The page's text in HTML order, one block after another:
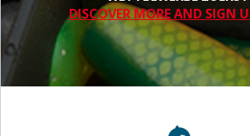
DISCOVER MORE AND SIGN